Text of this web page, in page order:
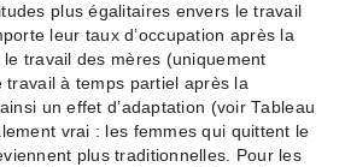
plus égalitaires envers le travail
leur taux d’occupation après la
travail des mères (uniquement
travail à temps partiel après la
un effet d’adaptation (voir Tableau
vrai : les femmes qui quittent le
plus traditionnelles. Pour les